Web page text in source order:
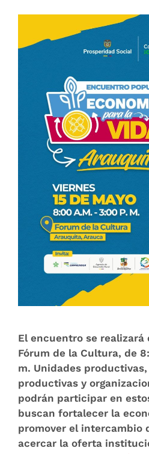
El encuentro se realizará
Fórum de la Cultura, de
m. Unidades
productivas y
podrán participar en
buscan fortalecer la
promover el intercambio
acercar la oferta